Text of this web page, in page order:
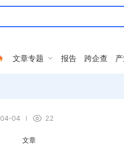
文章专题 报告 跨企查
04 22
文章